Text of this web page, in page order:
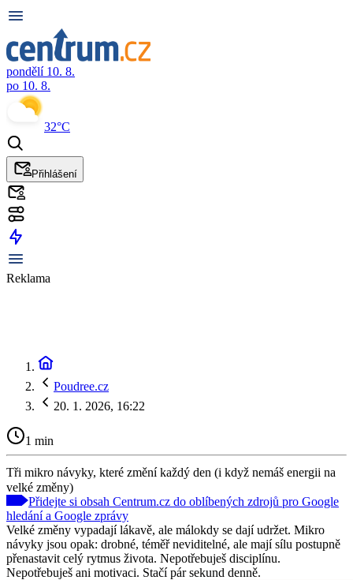
pondělí 10. 8.
po 10. 8.
32°C
Přihlášení
Reklama
Poudree.cz
20. 1. 2026, 16:22
1 min
Tři mikro návyky, které změní každý den (i když nemáš energii na
velké změny)
Přidejte si obsah Centrum.cz do oblíbených zdrojů pro Google
hledání a Google zprávy
Velké změny vypadají lákavě, ale málokdy se dají udržet. Mikro
návyky jsou opak: drobné, téměř neviditelné, ale mají sílu postupně
přenastavit celý rytmus života. Nepotřebuješ disciplínu.
Nepotřebuješ ani motivaci. Stačí pár sekund denně.